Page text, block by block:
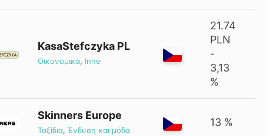
KasaStefczyka PL
Οικονομικά, Inne
21.74
PLN
-
3,13
%
Skinners Europe
Ταξίδια,Ένδυση και μόδα
13 %